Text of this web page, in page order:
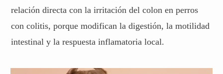
relación directa con la irritación del colon en perros
con colitis, porque modifican la digestión, la motilidad
intestinal y la respuesta inflamatoria local.